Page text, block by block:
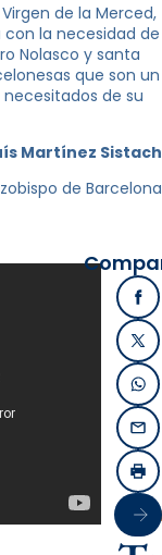
de la Merced,
la necesidad de
Nolasco y santa
que son un
de su
Martínez Sistach
de Barcelona
X